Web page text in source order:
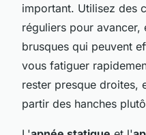
important. Utilisez des
réguliers pour avancer,
brusques qui peuvent
vous fatiguer
rester presque droites,
partir des hanches